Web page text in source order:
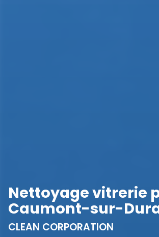
Nettoyage vitrerie
Caumont-sur-
CLEAN CORPORATION